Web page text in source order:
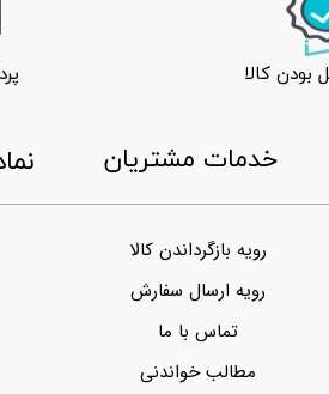
کالا
رویه بازگرداندن کالا
رویه ارسال سفارش
تماس با ما
مطالب خواندنی
​خدمات مشتریان